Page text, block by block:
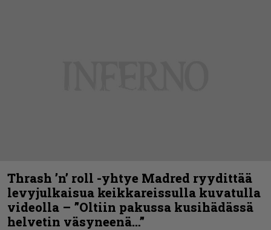
Thrash ’n’ roll -yhtye Madred ryydittää
levyjulkaisua keikkareissulla kuvatulla
videolla – ”Oltiin pakussa kusihädässä
helvetin väsyneenä…”